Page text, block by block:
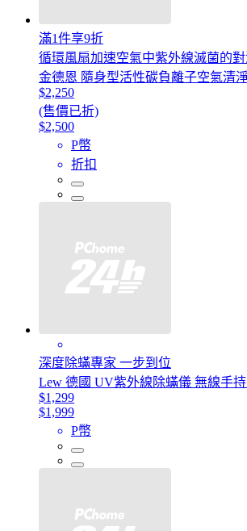
滿1件享9折
循環風扇加速空氣中紫外線滅菌的
金德恩 隨身型活性碳負離子空氣清
$2,250
(售價已折)
$2,500
P幣
折扣
深度除蟎專家 一步到位
Lew 德國 UV紫外線除蟎儀 無線手
$1,299
$1,999
P幣